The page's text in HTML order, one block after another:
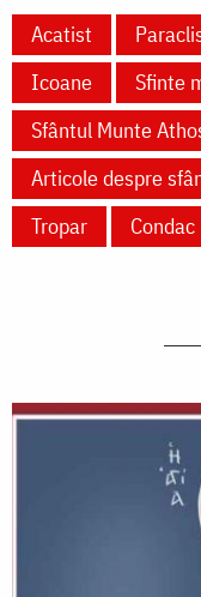
Acatist
Icoane
Sfinte
Sfântul Munte
Articole despre
Tropar
Condac